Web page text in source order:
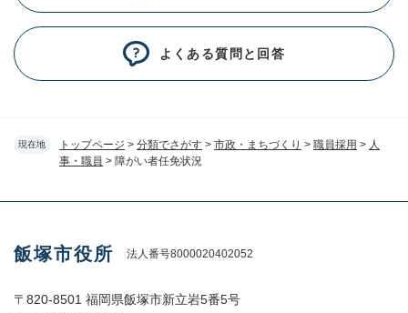
現在地 トップページ > 分類でさがす > 市政・まちづくり > 職員採用 > 人
事・職員 > 障がい者任免状況
よくある質問と回答
飯塚市役所 法人番号8000020402052
〒820-8501 福岡県飯塚市新立岩5番5号